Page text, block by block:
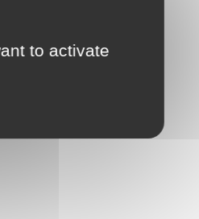
to activate